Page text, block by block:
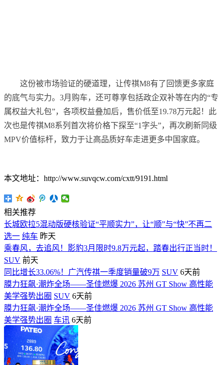
这份被市场验证的硬道理，让传祺M8有了回馈更多家庭
的底气与实力。3月购车，还可尊享包括政企双补等在内的“专
属权益大礼包”，各项权益叠加后，售价低至19.78万元起！此
次也是传祺M8系列首次将价格下探至“1字头”，再次刷新同级
MPV价值标杆，致力于让高品质好车走进更多中国家庭。
本文地址：http://www.suvqcw.com/cxtt/9191.html
相关推荐
长城欧拉5混动版硬核验证“平顺实力”，让“顺”与“快”不再二
选一 纯车 昨天
乘春风，去追风！影豹3月限时9.8万元起，踏春出行正当时！
SUV 前天
同比增长33.06%！广汽传祺一季度销量破9万 SUV 6天前
膜力狂飙·潮炸全场——圣佳燃爆 2026 苏州 GT Show 高性能
美学强势出圈 SUV 6天前
膜力狂飙·潮炸全场——圣佳燃爆 2026 苏州 GT Show 高性能
美学强势出圈 车讯 6天前